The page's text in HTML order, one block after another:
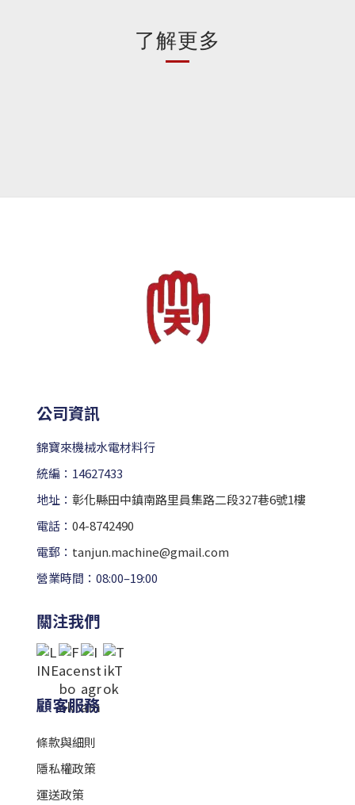
了解更多
公司資訊
錦寶來機械水電材料行
統編：14627433
地址： 彰化縣田中鎮南路里員集路二段327巷6號1樓
電話： 04-8742490
電郵： tanjun.machine@gmail.com
營業時間：08:00–19:00
關注我們
顧客服務
條款與細則
隱私權政策
運送政策